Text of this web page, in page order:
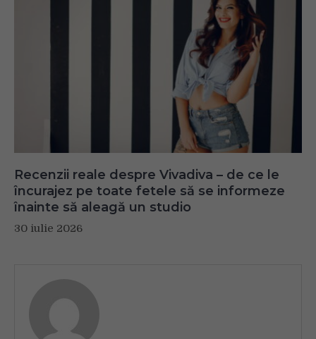
Recenzii reale despre Vivadiva – de ce le
încurajez pe toate fetele să se informeze
înainte să aleagă un studio
30 iulie 2026